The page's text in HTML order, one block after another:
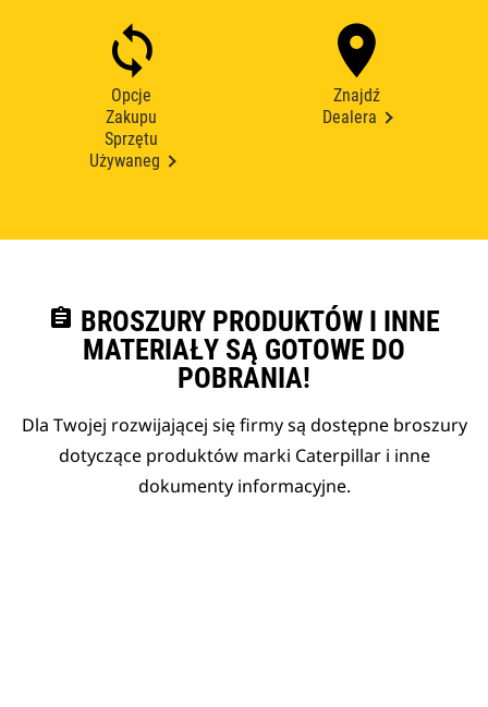
Opcje
Zakupu
Sprzętu
Używaneg
Znajdź
Dealera
assignment BROSZURY PRODUKTÓW I INNE
MATERIAŁY SĄ GOTOWE DO
POBRANIA!
Dla Twojej rozwijającej się firmy są dostępne broszury
dotyczące produktów marki Caterpillar i inne
dokumenty informacyjne.